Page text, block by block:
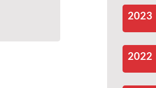
2023
2022